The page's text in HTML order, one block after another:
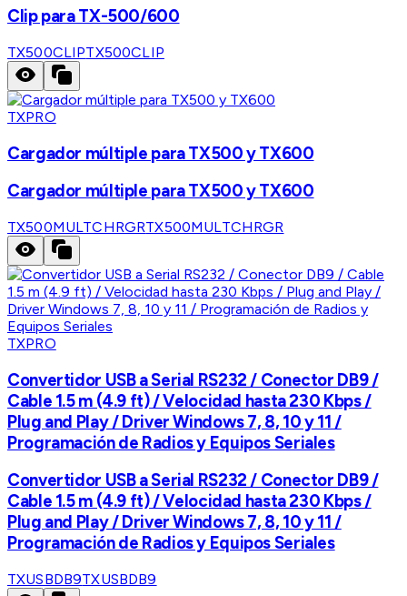
Clip para TX-500/600
TX500CLIPTX500CLIP
TXPRO
Cargador múltiple para TX500 y TX600
Cargador múltiple para TX500 y TX600
TX500MULTCHRGRTX500MULTCHRGR
TXPRO
Convertidor USB a Serial RS232 / Conector DB9 /
Cable 1.5 m (4.9 ft) / Velocidad hasta 230 Kbps /
Plug and Play / Driver Windows 7, 8, 10 y 11 /
Programación de Radios y Equipos Seriales
Convertidor USB a Serial RS232 / Conector DB9 /
Cable 1.5 m (4.9 ft) / Velocidad hasta 230 Kbps /
Plug and Play / Driver Windows 7, 8, 10 y 11 /
Programación de Radios y Equipos Seriales
TXUSBDB9TXUSBDB9